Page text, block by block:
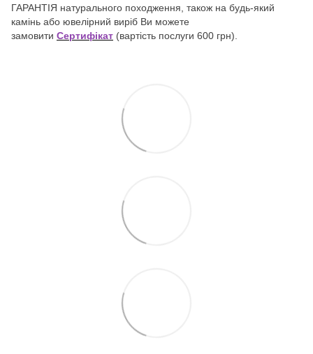
ГАРАНТІЯ натурального походження, також на будь-який
камінь або ювелірний виріб Ви можете
замовити Сертифікат (вартість послуги 600 грн).